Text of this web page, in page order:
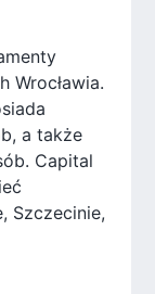
Wrocławia.
a także
Capital
Szczecinie,